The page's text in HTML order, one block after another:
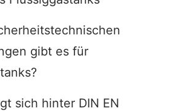
gibt es für
sich hinter DIN EN